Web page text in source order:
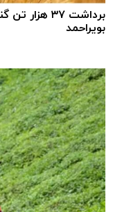
برداشت ۳۷
بویراحمد